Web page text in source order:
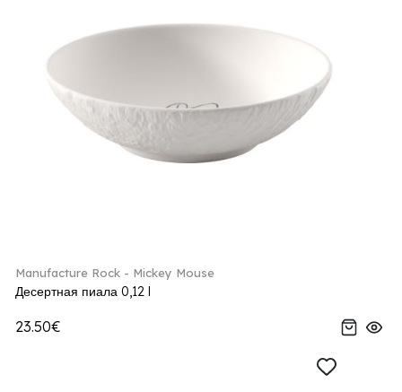
Manufacture Rock - Mickey Mouse
Десертная пиала 0,12 l
23.50€